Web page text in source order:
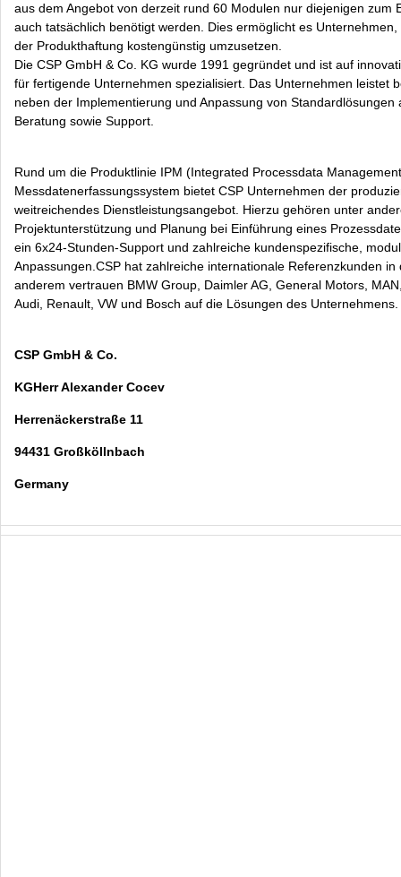
aus dem Angebot von derzeit rund 60 Modulen nur diejenigen zum
auch tatsächlich benötigt werden. Dies ermöglicht es
der Produkthaftung kostengünstig umzusetzen.
Die CSP GmbH & Co. KG wurde 1991 gegründet und ist auf
für fertigende Unternehmen spezialisiert. Das Unternehmen leistet
neben der Implementierung und Anpassung von Standardlösungen
Beratung sowie Support.
Rund um die Produktlinie IPM (Integrated Processdata
Messdatenerfassungssystem bietet CSP Unternehmen der
weitreichendes Dienstleistungsangebot. Hierzu gehören unter
Projektunterstützung und Planung bei Einführung eines
ein 6x24-Stunden-Support und zahlreiche kundenspezifische,
Anpassungen.CSP hat zahlreiche internationale Referenzkunden
anderem vertrauen BMW Group, Daimler AG, General Motors,
Audi, Renault, VW und Bosch auf die Lösungen des Unternehmens.
CSP GmbH & Co.
KGHerr Alexander Cocev
Herrenäckerstraße 11
94431 Großköllnbach
Germany